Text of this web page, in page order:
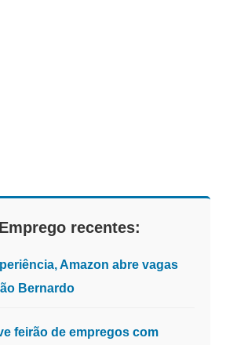
recentes:
Amazon abre vagas
Bernardo
feirão de empregos com